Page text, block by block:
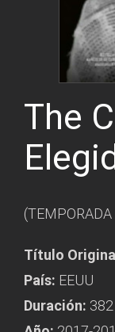
The
(TEMPORADA
Título
País: EEUU
Duración: